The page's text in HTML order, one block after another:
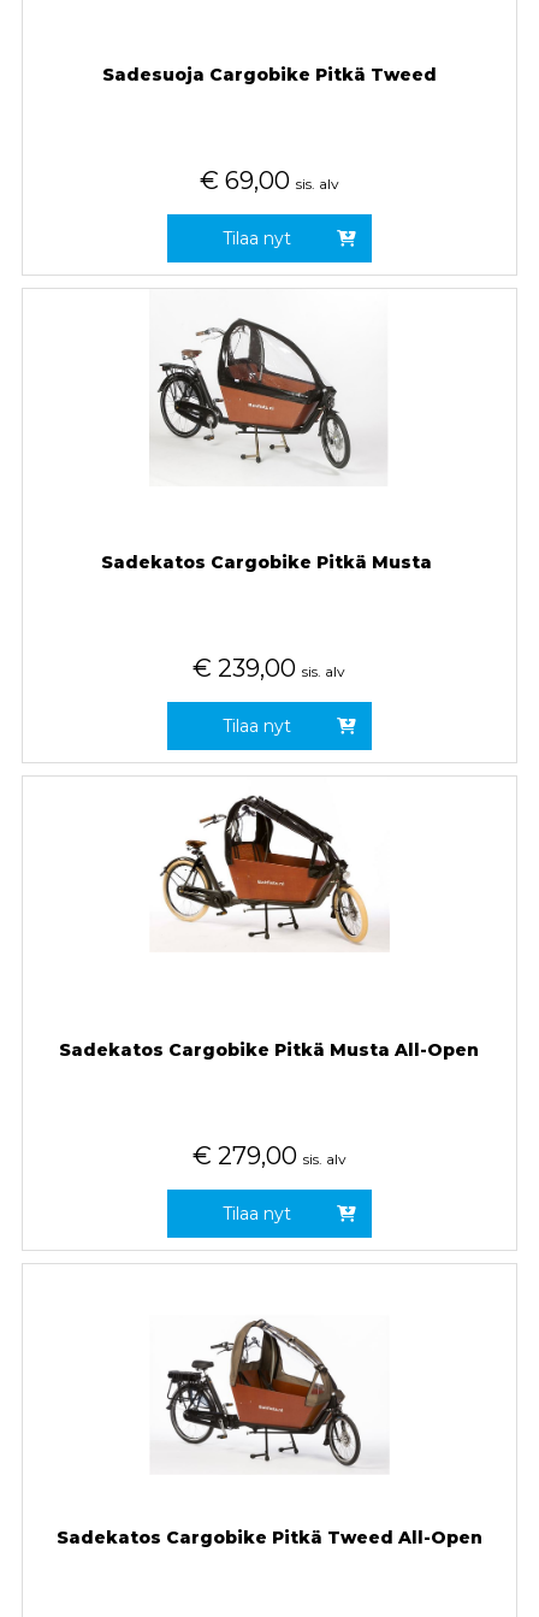
Sadesuoja Cargobike Pitkä Tweed
€ 69,00 sis. alv
Tilaa nyt
Sadekatos Cargobike Pitkä Musta
€ 239,00 sis. alv
Tilaa nyt
Sadekatos Cargobike Pitkä Musta All-Open
€ 279,00 sis. alv
Tilaa nyt
Sadekatos Cargobike Pitkä Tweed All-Open